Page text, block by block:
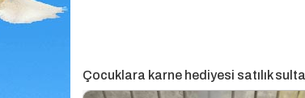
Çocuklara karne hediyesi satılık